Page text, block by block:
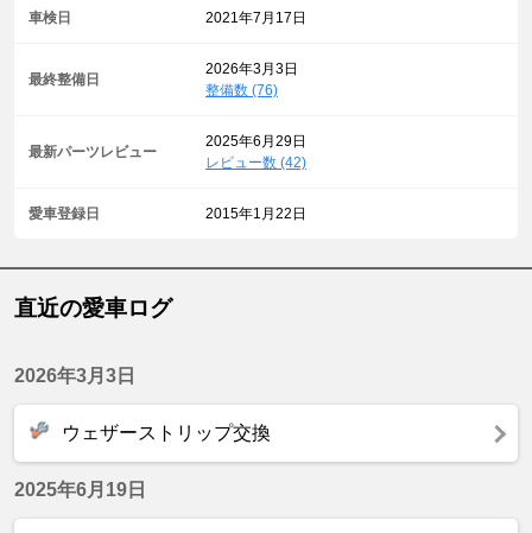
車検日 2021年7月17日
最終整備日
2026年3月3日
整備数 (76)
最新パーツレビュー
2025年6月29日
レビュー数 (42)
愛車登録日 2015年1月22日
直近の愛車ログ
2026年3月3日
ウェザーストリップ交換
2025年6月19日